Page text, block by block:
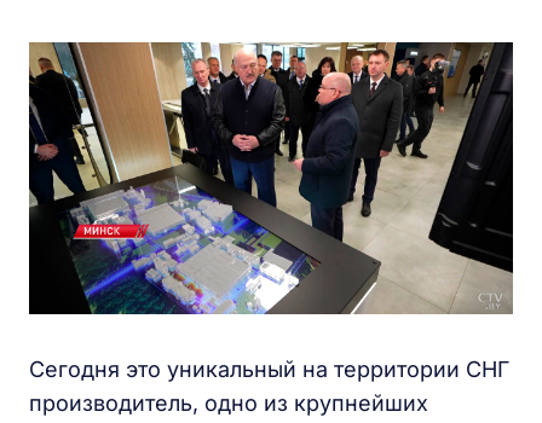
Сегодня это уникальный на территории СНГ
производитель, одно из крупнейших